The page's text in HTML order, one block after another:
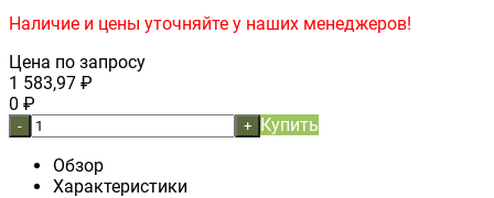
Наличие и цены уточняйте у наших менеджеров!
Цена по запросу
1 583,97 ₽
0 ₽
- + Купить
Обзор
Характеристики